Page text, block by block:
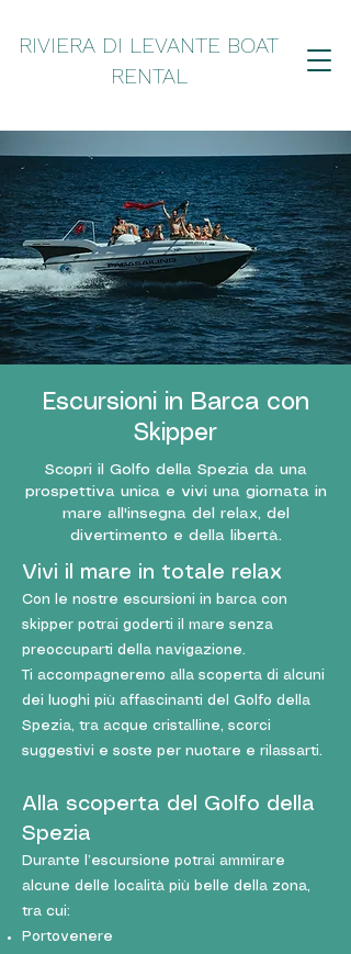
RIVIERA DI LEVANTE BOAT
RENTAL
Escursioni in Barca con
Skipper
Scopri il Golfo della Spezia da una
prospettiva unica e vivi una giornata in
mare all'insegna del relax, del
divertimento e della libertà.
Vivi il mare in totale relax
Con le nostre escursioni in barca con
skipper potrai goderti il mare senza
preoccuparti della navigazione.
Ti accompagneremo alla scoperta di alcuni
dei luoghi più affascinanti del Golfo della
Spezia, tra acque cristalline, scorci
suggestivi e soste per nuotare e rilassarti.
Alla scoperta del Golfo della
Spezia
Durante l’escursione potrai ammirare
alcune delle località più belle della zona,
tra cui:
Portovenere